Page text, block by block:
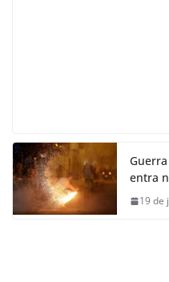
entra
19 de